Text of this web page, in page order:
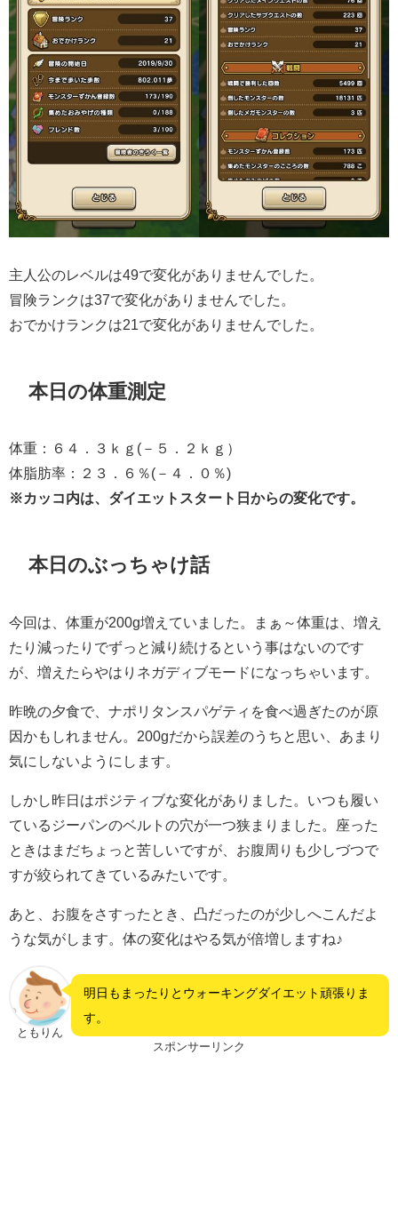
主人公のレベルは49で変化がありませんでした。
冒険ランクは37で変化がありませんでした。
おでかけランクは21で変化がありませんでした。
本日の体重測定
体重：６４．３ｋｇ(－５．２ｋｇ）
体脂肪率：２３．６％(－４．０％)
※カッコ内は、ダイエットスタート日からの変化です。
本日のぶっちゃけ話
今回は、体重が200g増えていました。まぁ～体重は、増え
たり減ったりでずっと減り続けるという事はないのです
が、増えたらやはりネガディブモードになっちゃいます。
昨晩の夕食で、ナポリタンスパゲティを食べ過ぎたのが原
因かもしれません。200gだから誤差のうちと思い、あまり
気にしないようにします。
しかし昨日はポジティブな変化がありました。いつも履い
ているジーパンのベルトの穴が一つ狭まりました。座った
ときはまだちょっと苦しいですが、お腹周りも少しづつで
すが絞られてきているみたいです。
あと、お腹をさすったとき、凸だったのが少しへこんだよ
うな気がします。体の変化はやる気が倍増しますね♪
ともりん
明日もまったりとウォーキングダイエット頑張りま
す。
スポンサーリンク